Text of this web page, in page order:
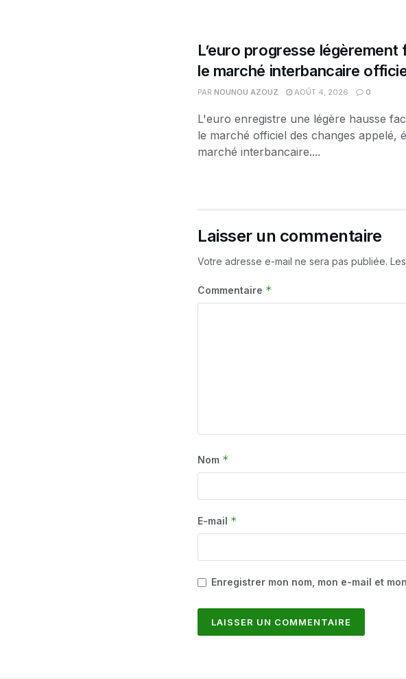
L’euro progresse légèrement
le marché interbancaire
PAR NOUNOU AZOUZ AOÛT 4, 2026 0
L'euro enregistre une légère hausse
le marché officiel des changes appelé,
marché interbancaire....
Laisser un commentaire
Votre adresse e-mail ne sera pas publiée.
Commentaire *
Nom *
E-mail *
Enregistrer mon nom, mon e-mail et